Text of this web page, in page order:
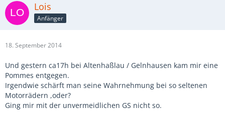
Lois
Anfänger
18. September 2014
Und gestern ca17h bei Altenhaßlau / Gelnhausen kam mir eine
Pommes entgegen.
Irgendwie schärft man seine Wahrnehmung bei so seltenen
Motorrädern ,oder?
Ging mir mit der unvermeidlichen GS nicht so.